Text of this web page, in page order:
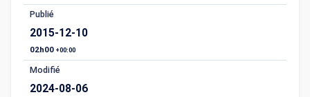
Publié
2015-12-10
02h00 +00:00
Modifié
2024-08-06